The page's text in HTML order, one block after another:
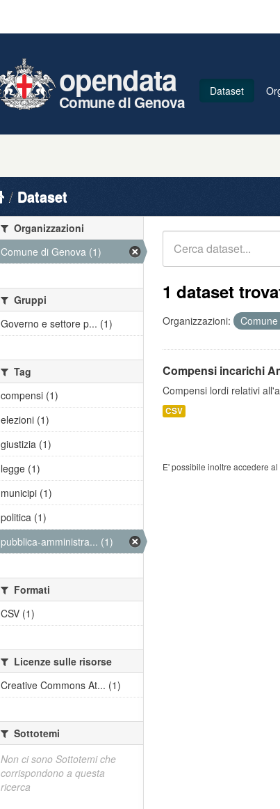
opendata
Comune di Genova
Dataset
Dataset
1 dataset
Organizzazioni:
Compensi incarichi
Compensi lordi relativi
CSV
E' possibile inoltre accedere
Organizzazioni
Comune di Genova (1)
Gruppi
Governo e settore p... (1)
Tag
compensi (1)
elezioni (1)
giustizia (1)
legge (1)
municipi (1)
politica (1)
pubblica-amministra... (1)
Formati
CSV (1)
Licenze sulle risorse
Creative Commons At... (1)
Sottotemi
Non ci sono Sottotemi che
corrispondono a questa
ricerca